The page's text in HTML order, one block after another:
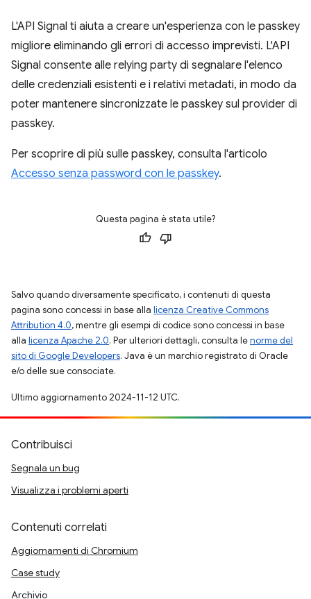
L'API Signal ti aiuta a creare un'esperienza con le passkey
migliore eliminando gli errori di accesso imprevisti. L'API
Signal consente alle relying party di segnalare l'elenco
delle credenziali esistenti e i relativi metadati, in modo da
poter mantenere sincronizzate le passkey sul provider di
passkey.
Per scoprire di più sulle passkey, consulta l'articolo
Accesso senza password con le passkey.
Questa pagina è stata utile?
Salvo quando diversamente specificato, i contenuti di questa
pagina sono concessi in base alla licenza Creative Commons
Attribution 4.0, mentre gli esempi di codice sono concessi in base
alla licenza Apache 2.0. Per ulteriori dettagli, consulta lenorme del
sito di Google Developers. Java è un marchio registrato di Oracle
e/o delle sue consociate.
Ultimo aggiornamento 2024-11-12 UTC.
Contribuisci
Segnala un bug
Visualizza i problemi aperti
Contenuti correlati
Aggiornamenti di Chromium
Case study
Archivio